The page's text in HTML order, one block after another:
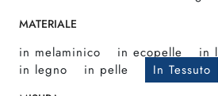
MATERIALE
in melaminico in ecopelle
in
in legno
in pelle In Tessuto